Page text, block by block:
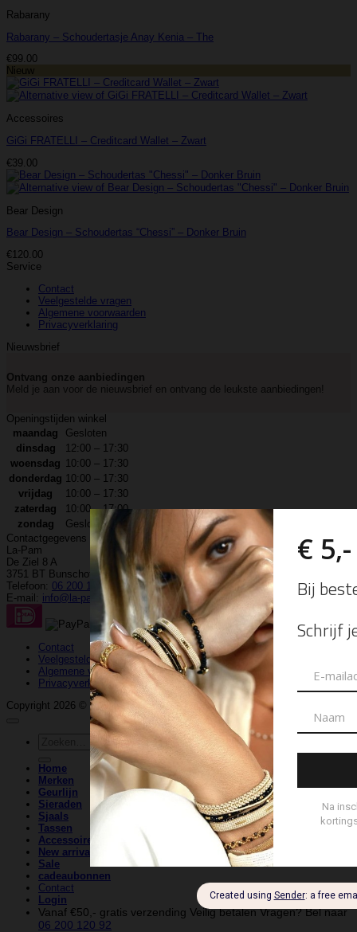
Rabarany
Rabarany – Schoudertasje Anay Kenia – The
€99.00
Nieuw
Accessoires
GiGi FRATELLI – Creditcard Wallet – Zwart
€39.00
Bear Design
Bear Design – Schoudertas “Chessi” – Donker Bruin
€120.00
Service
Contact
Veelgestelde vragen
Algemene voorwaarden
Privacyverklaring
Nieuwsbrief
Ontvang onze aanbiedingen
Meld je aan voor de nieuwsbrief en ontvang de leukste aanbiedingen!
Openingstijden winkel
maandag
Gesloten
dinsdag
12:00 – 17:30
woensdag 10:00 – 17:30
donderdag 10:00 – 17:30
vrijdag
10:00 – 17:30
zaterdag
10:00 – 17:00
zondag
Gesloten
Contactgegevens
La-Pam
De Ziel 8 A
3751 BT Bunschoten-Spakenburg
Telefoon: 06 200 120 92
E-mail: info@la-pam.nl
Contact
Veelgestelde vragen
Algemene voorwaarden
Privacyverklaring
Copyright 2026 © La-Pam | Website & Marketing doorWeDeCom
Home
Merken
Geurlijn
Sieraden
Sjaals
Tassen
Accessoires
New arrivals
Sale
cadeaubonnen
Contact
Login
Vanaf €50,- gratis verzending Veilig betalen Vragen? Bel naar
06 200 120 92